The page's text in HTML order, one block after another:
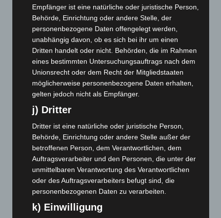
Juni 2024(107)
Mai 2024(149)
April 2024 (102)
März 2024(103)
Februar 2024(103)
Januar 2024
(111)
Dezember 2023(130)
November 2023(130)
Oktober 2023 (114)
September 2023(133)
August 2023(134)
Juli 2023(118)
Juni 2023 (142)
Mai 2023
April 2023(155)
Empfänger ist eine natürliche oder juristische Person,
Behörde, Einrichtung oder andere Stelle, der
personenbezogene Daten offengelegt werden,
unabhängig davon, ob es sich bei ihr um einen
Dritten handelt oder nicht. Behörden, die im Rahmen
eines bestimmten Untersuchungsauftrags nach dem
Unionsrecht oder dem Recht der Mitgliedstaaten
möglicherweise personenbezogene Daten erhalten,
gelten jedoch nicht als Empfänger.
j) Dritter
Dritter ist eine natürliche oder juristische Person,
Behörde, Einrichtung oder andere Stelle außer der
betroffenen Person, dem Verantwortlichen, dem
Auftragsverarbeiter und den Personen, die unter der
unmittelbaren Verantwortung des Verantwortlichen
oder des Auftragsverarbeiters befugt sind, die
personenbezogenen Daten zu verarbeiten.
k) Einwilligung